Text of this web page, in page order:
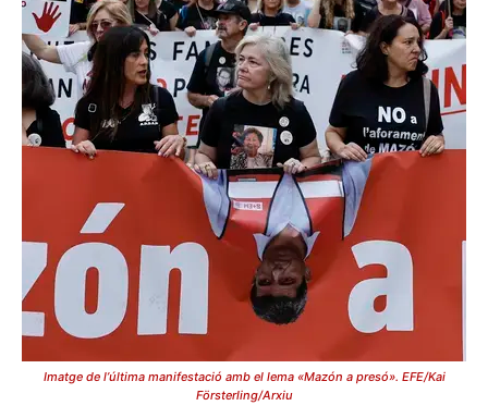
Imatge de l’última manifestació amb el lema «Mazón a presó». EFE/Kai
Försterling/Arxiu